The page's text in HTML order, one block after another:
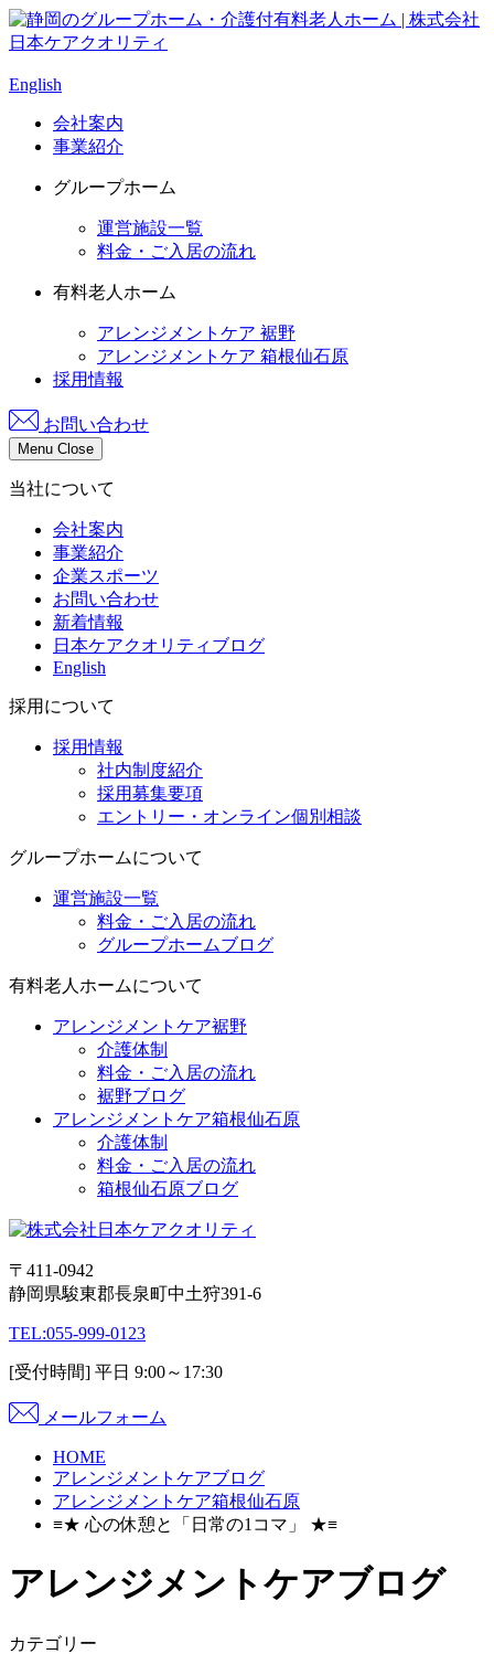
English
会社案内
事業紹介
グループホーム
運営施設一覧
料金・ご入居の流れ
有料老人ホーム
アレンジメントケア 裾野
アレンジメントケア 箱根仙石原
採用情報
お問い合わせ
Menu Close
当社について
会社案内
事業紹介
企業スポーツ
お問い合わせ
新着情報
日本ケアクオリティブログ
English
採用について
採用情報
社内制度紹介
採用募集要項
エントリー・オンライン個別相談
グループホームについて
運営施設一覧
料金・ご入居の流れ
グループホームブログ
有料老人ホームについて
アレンジメントケア裾野
介護体制
料金・ご入居の流れ
裾野ブログ
アレンジメントケア箱根仙石原
介護体制
料金・ご入居の流れ
箱根仙石原ブログ
〒411-0942
静岡県駿東郡長泉町中土狩391-6
TEL:055-999-0123
[受付時間] 平日 9:00～17:30
メールフォーム
HOME
アレンジメントケアブログ
アレンジメントケア箱根仙石原
≡★ 心の休憩と「日常の1コマ」 ★≡
アレンジメントケアブログ
カテゴリー